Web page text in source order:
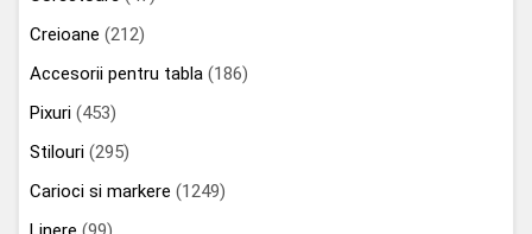
Creioane (212)
Accesorii pentru tabla (186)
Pixuri (453)
Stilouri (295)
Carioci si markere (1249)